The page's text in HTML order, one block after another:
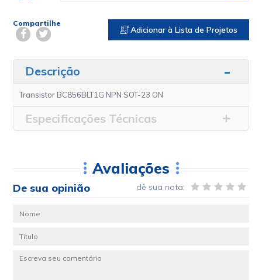
Compartilhe
Adicionar à Lista de Projetos
Descrição
Transistor BC856BLT1G NPN SOT-23 ON
Especificações Técnicas
Avaliações
De sua opinião dê sua nota: